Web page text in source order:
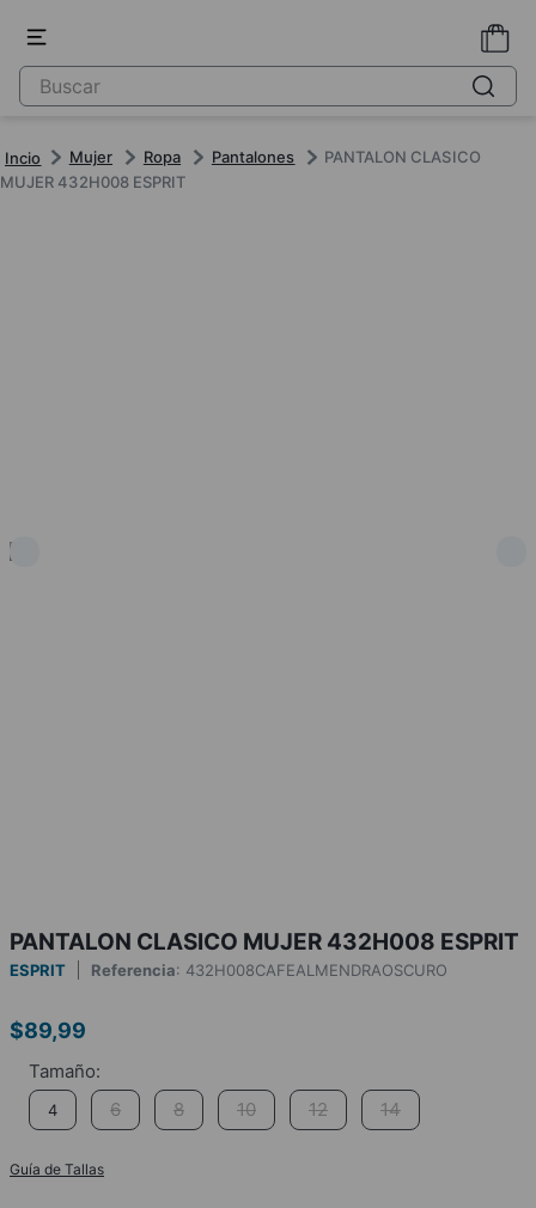
Mujer Ropa Pantalones
PANTALON CLASICO
MUJER 432H008 ESPRIT
PANTALON CLASICO MUJER 432H008 ESPRIT
ESPRIT Referencia: 432H008CAFEALMENDRAOSCURO
$89,99
4 6 8 10 12 14
Guía de Tallas